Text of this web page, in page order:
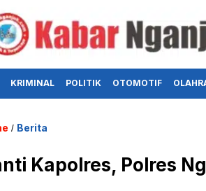
KRIMINAL POLITIK OTOMOTIF
/ Berita
Kapolres, Polres